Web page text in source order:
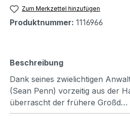
Zum Merkzettel hinzufügen
Produktnummer: 1116966
Beschreibung
Dank seines zwielichtigen
(Sean Penn) vorzeitig aus der
überrascht der frühere Großd…